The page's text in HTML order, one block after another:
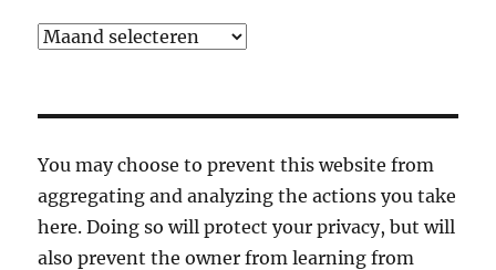
Archief
You may choose to prevent this website from
aggregating and analyzing the actions you take
here. Doing so will protect your privacy, but will
also prevent the owner from learning from